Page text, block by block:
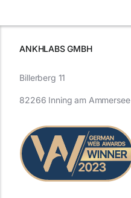
ANKHLABS GMBH
Billerberg 11
82266 Inning am Ammersee